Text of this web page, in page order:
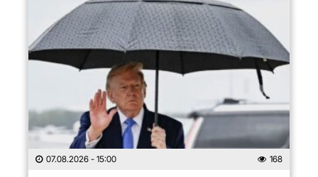
07.08.2026 - 15:00 168